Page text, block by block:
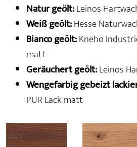
Natur geölt:Leinos
Weiß geölt:Hesse
Bianco geölt:Kneho
matt
Geräuchert geölt:Leinos
Wengefarbig gebeizt
PUR Lack matt